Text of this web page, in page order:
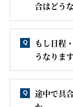
合はどう
Q
もし日程
うなりま
Q
途中で具